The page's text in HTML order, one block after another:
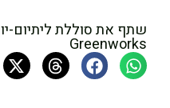
Greenworks